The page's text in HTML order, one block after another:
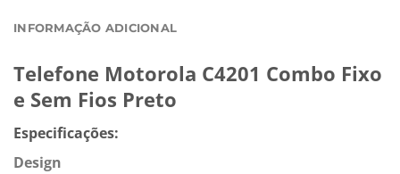
INFORMAÇÃO ADICIONAL
Telefone Motorola C4201 Combo Fixo
e Sem Fios Preto
Especificações:
Design